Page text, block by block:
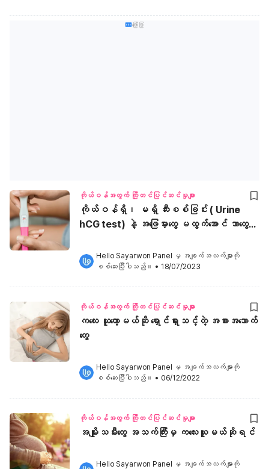
ကြော်ငြာ
ကိုယ်ဝန်အတွက် ကြိုတင်ပြင်ဆင်မှုများ
ကိုယ်ဝန်ရှိ၊ မရှိ ဆီးစစ်ခြင်း ( Urine
hCG test) နဲ့ အဖြေမှားတွေ မထွက်အောင် ဘာတွေ
Hello Sayarwon Panel မှ အချက်အလက်များကို
စစ်ဆေးပြီးပါသည်။ • 18/07/2023
ကိုယ်ဝန်အတွက် ကြိုတင်ပြင်ဆင်မှုများ
ကလေး ယူတော့မယ်ဆို ရှောင်ရှားသင့်တဲ့ အစားအသောက်
တွေ
Hello Sayarwon Panel မှ အချက်အလက်များကို
စစ်ဆေးပြီးပါသည်။ • 06/12/2022
ကိုယ်ဝန်အတွက် ကြိုတင်ပြင်ဆင်မှုများ
အမျိုးသမီး‌တွေ အသ‌က်ကြီးမှ ကလေးယူမယ်ဆိုရင်
Hello Sayarwon Panel မှ အချက်အလက်များကို